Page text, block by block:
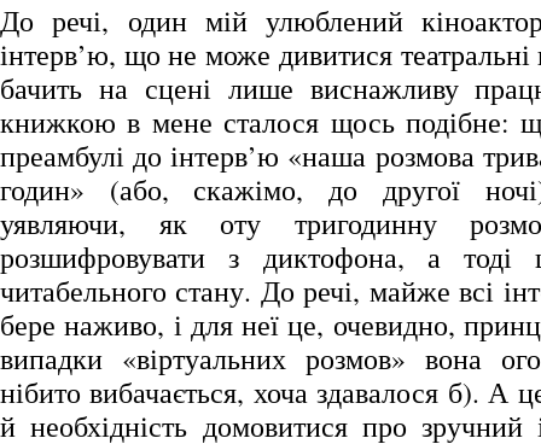
До речі, один мій улюблений
інтерв’ю, що не може дивитися театральні
бачить на сцені лише виснажливу
книжкою в мене сталося щось подібне:
преамбулі до інтерв’ю «наша розмова
годин» (або, скажімо, до другої
уявляючи, як оту тригодинну
розшифровувати з диктофона, а
читабельного стану. До речі, майже всі
бере наживо, і для неї це, очевидно,
випадки «віртуальних розмов» вона
нібито вибачається, хоча здавалося б). А
й необхідність домовитися про